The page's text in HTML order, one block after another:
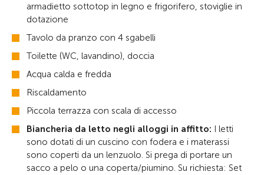
armadietto sottotop in legno e frigorifero, stoviglie in
dotazione
Tavolo da pranzo con 4 sgabelli
Toilette (WC, lavandino), doccia
Acqua calda e fredda
Riscaldamento
Piccola terrazza con scala di accesso
Biancheria da letto negli alloggi in affitto: I letti
sono dotati di un cuscino con fodera e i materassi
sono coperti da un lenzuolo. Si prega di portare un
sacco a pelo o una coperta/piumino. Su richiesta: Set